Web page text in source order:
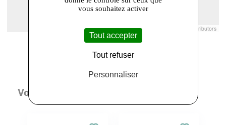
© Openstreetmap France | © contributors
Vous aimerez aussi
vous souhaitez activer
Tout accepter
Tout refuser
Personnaliser